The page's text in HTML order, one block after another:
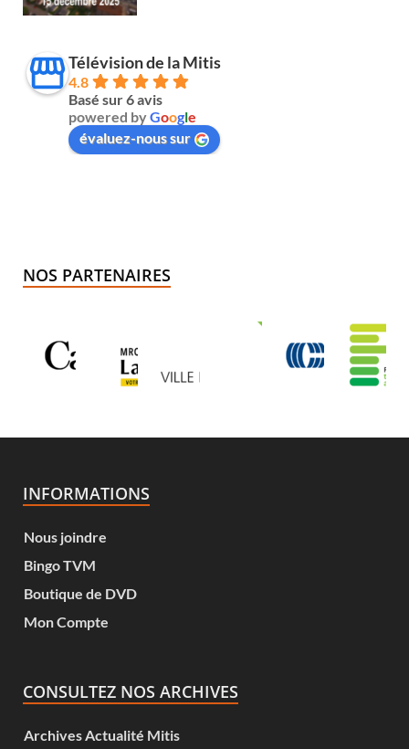
Télévision de la Mitis
4.8
Basé sur 6 avis
powered byGoogle
évaluez-nous sur
NOS PARTENAIRES
INFORMATIONS
Nous joindre
Bingo TVM
Boutique de DVD
Mon Compte
CONSULTEZ NOS ARCHIVES
Archives Actualité Mitis